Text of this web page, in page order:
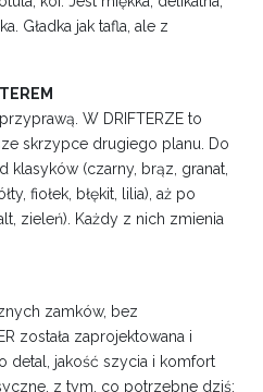
Gładka jak tafla, ale z
W DRIFTERZE to
skrzypce drugiego planu. Do
klasyków (czarny, brąz, granat,
fiołek, błękit, lilia), aż po
zieleń). Każdy z nich zmienia
zamków, bez
została zaprojektowana i
detal, jakość szycia i komfort
z tym, co potrzebne dziś: